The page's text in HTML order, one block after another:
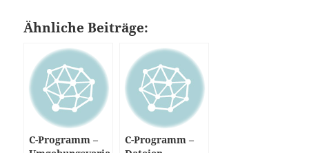
Ähnliche Beiträge:
C-Programm –
C-Programm –